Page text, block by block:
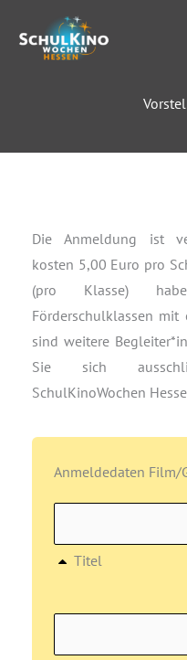
Inhalt
springen
Die Anmeldung ist
kosten 5,00 Euro pro
(pro Klasse)
Förderschulklassen mit
sind weitere
Sie sich
SchulKinoWochen
Anmeldedaten Film/
Titel